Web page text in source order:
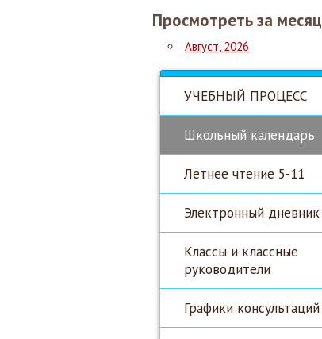
Просмотреть за месяц
Август, 2026
УЧЕБНЫЙ ПРОЦЕСС
Школьный календарь
Летнее чтение 5-11
Электронный дневник
Классы и классные
руководители
Графики консультаций